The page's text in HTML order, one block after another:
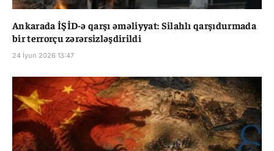
Ankarada İŞİD-ə qarşı əməliyyat: Silahlı qarşıdurmada
bir terrorçu zərərsizləşdirildi
24 İyun 2026 13:47